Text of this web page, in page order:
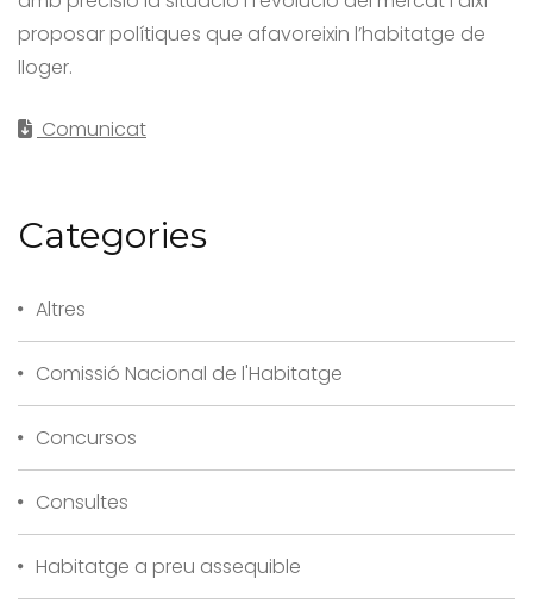
proposar polítiques que afavoreixin l’habitatge de
lloger.
Comunicat
Categories
Altres
Comissió Nacional de l'Habitatge
Concursos
Consultes
Habitatge a preu assequible